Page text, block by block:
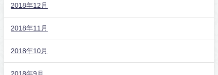
2018年12月
2018年11月
2018年10月
2018年9月